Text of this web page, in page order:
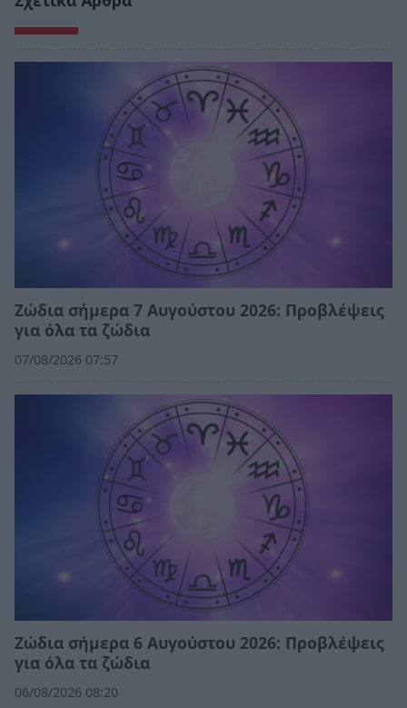
Ζώδια σήμερα 7 Αυγούστου 2026: Προβλέψεις
για όλα τα ζώδια
07/08/2026 07:57
Ζώδια σήμερα 6 Αυγούστου 2026: Προβλέψεις
για όλα τα ζώδια
06/08/2026 08:20